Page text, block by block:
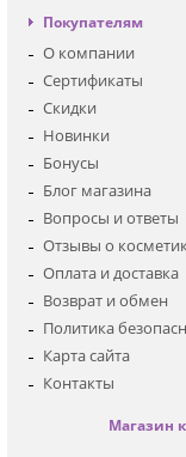
Декоративная
Для глаз
Для тела
Наборы
Детская
Вход
Регистрация
Покупателям
О компании
Сертификаты
Скидки
Новинки
Бонусы
Блог магазина
Вопросы и ответы
Отзывы о
Оплата и доставка
Возврат и обмен
Политика
Карта сайта
Контакты
Магазин